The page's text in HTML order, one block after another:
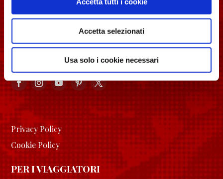
Accetta selezionati
Usa solo i cookie necessari
Privacy Policy
Cookie Policy
PER I VIAGGIATORI